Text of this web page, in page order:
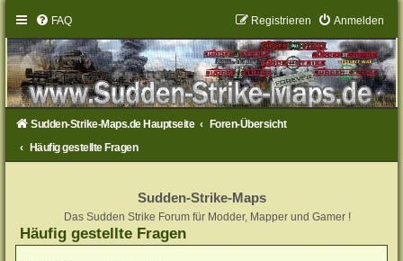
FAQ Anmelden
Registrieren
Sudden-Strike-Maps.de Hauptseite
Foren-Übersicht
Häufig gestellte Fragen
Sudden-Strike-Maps
Das Sudden Strike Forum für Modder, Mapper und Gamer !
Häufig gestellte Fragen